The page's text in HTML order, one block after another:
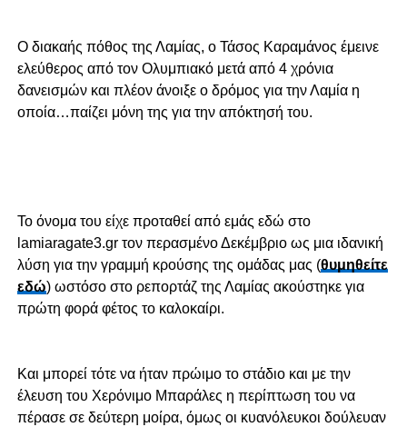
Ο διακαής πόθος της Λαμίας, ο Τάσος Καραμάνος έμεινε
ελεύθερος από τον Ολυμπιακό μετά από 4 χρόνια
δανεισμών και πλέον άνοιξε ο δρόμος για την Λαμία η
οποία…παίζει μόνη της για την απόκτησή του.
Το όνομα του είχε προταθεί από εμάς εδώ στο
lamiaragate3.gr τον περασμένο Δεκέμβριο ως μια ιδανική
λύση για την γραμμή κρούσης της ομάδας μας (θυμηθείτε
εδώ) ωστόσο στο ρεπορτάζ της Λαμίας ακούστηκε για
πρώτη φορά φέτος το καλοκαίρι.
Και μπορεί τότε να ήταν πρώιμο το στάδιο και με την
έλευση του Χερόνιμο Μπαράλες η περίπτωση του να
πέρασε σε δεύτερη μοίρα, όμως οι κυανόλευκοι δούλευαν